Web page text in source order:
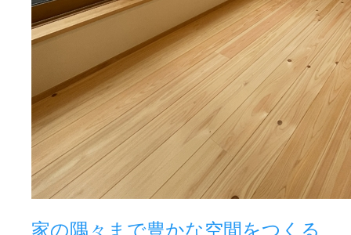
家の隅々まで豊かな空間をつくる